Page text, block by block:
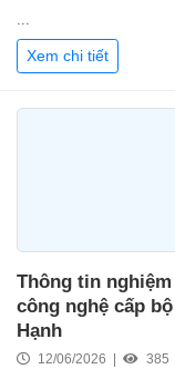
...
Xem chi tiết
Thông tin
công nghệ cấp
Hạnh
12/06/2026 | 385